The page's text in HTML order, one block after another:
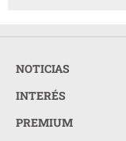
NOTICIAS
INTERÉS
PREMIUM